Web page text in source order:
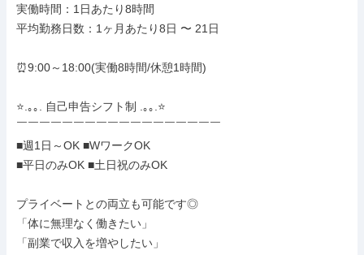
実働時間：1日あたり8時間
平均勤務日数：1ヶ月あたり8日 〜 21日
⏰9:00～18:00(実働8時間/休憩1時間)
⭐.｡｡. 自己申告シフト制 .｡｡.⭐
￣￣￣￣￣￣￣￣￣￣￣￣￣￣￣￣￣￣
■週1日～OK ■WワークOK
■平日のみOK ■土日祝のみOK
プライベートとの両立も可能です◎
「体に無理なく働きたい」
「副業で収入を増やしたい」